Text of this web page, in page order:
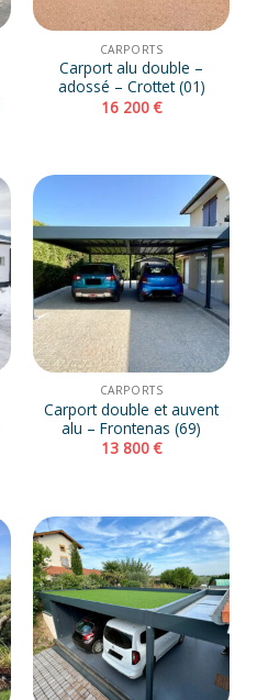
CARPORTS
Carport alu double –
adossé – Crottet (01)
16 200€
CARPORTS
Carport double et auvent
alu – Frontenas (69)
13 800€